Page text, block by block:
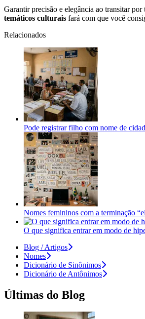
Garantir precisão e elegância ao transitar
temáticos culturais fará com que você
Relacionados
Pode registrar filho com nome de
Nomes femininos com a terminação
O que significa entrar em modo de
Blog / Artigos
Nomes
Dicionário de Sinônimos
Dicionário de Antônimos
Últimas do Blog